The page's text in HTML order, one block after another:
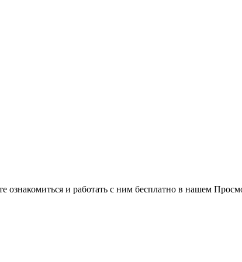
и работать с ним бесплатно в нашем